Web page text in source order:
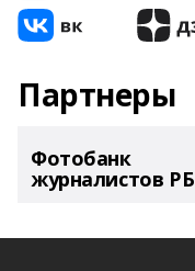
Партнеры
Фотобанк
журналистов РБ